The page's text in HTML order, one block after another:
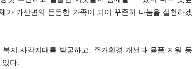
가 가산면의 든든한 가족이 되어 꾸준히 나눔을 실천하겠
지 사각지대를 발굴하고, 주거환경 개선과 물품 지원 등
있다.